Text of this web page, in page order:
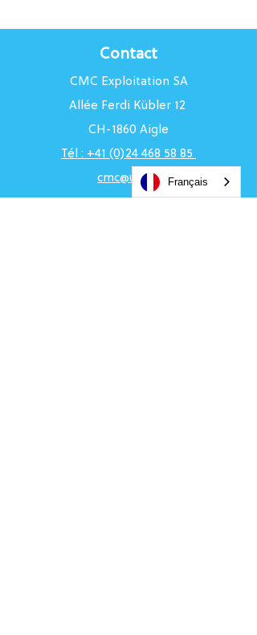
Contact
CMC Exploitation SA
Allée Ferdi Kübler 12
CH-1860 Aigle
Tél : +41 (0)24 468 58 85
cmc@uci.ch
Français